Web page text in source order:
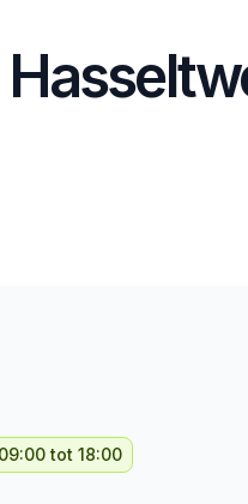
tot 18:00